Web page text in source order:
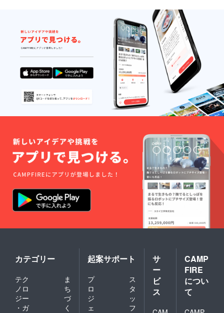
カテゴリー
テク
ノロ
ジー
・ガ
ま
ち
づ
く
起案サポート
プ
ロ
ジ
ェ
ス
タ
ッ
フ
サ
ー
ビ
ス
CAMP
FIRE
につい
て